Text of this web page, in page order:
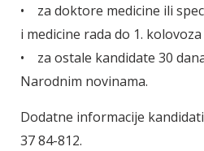
• za doktore medicine ili
i medicine rada do 1. kolovoza
• za ostale kandidate 30
Narodnim novinama.
Dodatne informacije
37 84-812.